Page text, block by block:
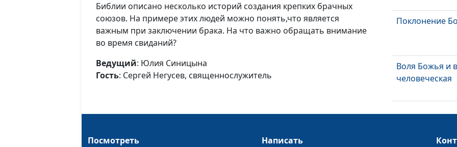
Библии описано несколько историй создания крепких брачных
союзов. На примере этих людей можно понять,что является
важным при заключении брака. На что важно обращать внимание
во время свиданий?
Ведущий: Юлия Синицына
Гость: Сергей Негусев, священнослужитель
Поклонение
Воля Божья и
человеческая
Путь в
Посмотреть Написать